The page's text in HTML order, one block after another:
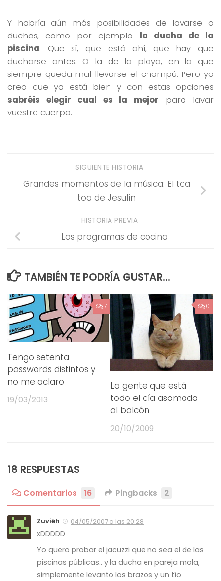
Y habría aún más posibilidades de lavarse o
duchas, como por ejemplo la ducha de la
piscina. Que sí, que está ahí, que hay que
ducharse antes. O la de la playa, en la que
siempre queda mal llevarse el champú. Pero yo
creo que ya está bien y con estas opciones
sabréis elegir cual es la mejor para lavar
vuestro cuerpo.
SIGUIENTE HISTORIA
Grandes momentos de la música: El toa
toa de Jesulín
HISTORIA PREVIA
Los programas de cocina
TAMBIÉN TE PODRÍA GUSTAR...
7
Tengo setenta
passwords distintos y
no me aclaro
19/03/2013
0
La gente que está
todo el día asomada
al balcón
20/10/2009
18 RESPUESTAS
Comentarios 16 Pingbacks 2
Zuviëh 04/05/2007 a las 20:28
xDDDDD
Yo quero probar el jacuzzi que no sea el de las
piscinas públicas.. y la ducha en pareja mola,
simplemente levanto los brazos y un tío